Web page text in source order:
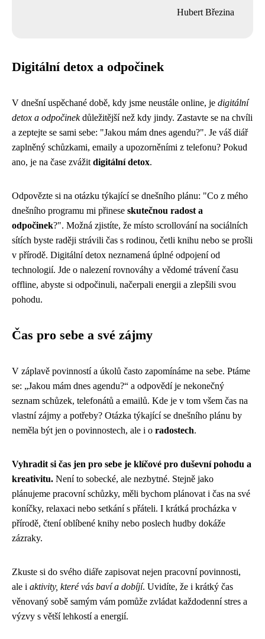
Hubert Březina
Digitální detox a odpočinek
V dnešní uspěchané době, kdy jsme neustále online, je digitální
detox a odpočinekdůležitější než kdy jindy. Zastavte se na chvíli
a zeptejte se sami sebe: "Jakou mám dnes agendu?". Je váš diář
zaplněný schůzkami, emaily a upozorněními z telefonu? Pokud
ano, je na čase zvážit digitální detox.
Odpovězte si na otázku týkající se dnešního plánu: "Co z mého
dnešního programu mi přinese skutečnou radost a
odpočinek?". Možná zjistíte, že místo scrollování na sociálních
sítích byste raději strávili čas s rodinou, četli knihu nebo se prošli
v přírodě. Digitální detox neznamená úplné odpojení od
technologií. Jde o nalezení rovnováhy a vědomé trávení času
offline, abyste si odpočinuli, načerpali energii a zlepšili svou
pohodu.
Čas pro sebe a své zájmy
V záplavě povinností a úkolů často zapomínáme na sebe. Ptáme
se: „Jakou mám dnes agendu?“ a odpovědí je nekonečný
seznam schůzek, telefonátů a emailů. Kde je v tom všem čas na
vlastní zájmy a potřeby? Otázka týkající se dnešního plánu by
neměla být jen o povinnostech, ale i o radostech.
Vyhradit si čas jen pro sebe je klíčové pro duševní pohodu a
kreativitu. Není to sobecké, ale nezbytné. Stejně jako
plánujeme pracovní schůzky, měli bychom plánovat i čas na své
koníčky, relaxaci nebo setkání s přáteli. I krátká procházka v
přírodě, čtení oblíbené knihy nebo poslech hudby dokáže
zázraky.
Zkuste si do svého diáře zapisovat nejen pracovní povinnosti,
ale i aktivity, které vás baví a dobíjí. Uvidíte, že i krátký čas
věnovaný sobě samým vám pomůže zvládat každodenní stres a
výzvy s větší lehkostí a energií.